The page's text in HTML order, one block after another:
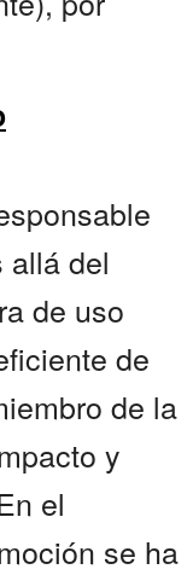
allá del
de uso
de
de la
y
el
se ha